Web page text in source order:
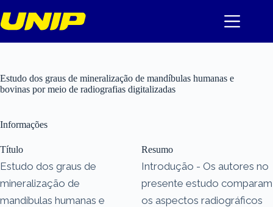
para
o
Estudo dos graus de mineralização de mandíbulas humanas e
bovinas por meio de radiografias digitalizadas
Informações
Título
Estudo dos graus de
mineralização de
mandíbulas humanas e
Resumo
Introdução - Os autores no
presente estudo comparam
os aspectos radiográficos